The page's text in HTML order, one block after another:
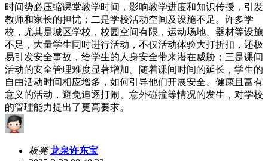
时间势必压缩课堂教学时间，影响教学进度和知识传授，引发
教师和家长的担忧；二是学校活动空间及设施不足。许多学
校，尤其是城区学校，校园空间有限，运动场地、器材等设施
不足，大量学生同时进行活动，不仅活动体验大打折扣，还极
易引发安全事故，给学生的人身安全带来潜在威胁；三是课间
活动的安全管理难度显著增加。随着课间时间的延长，学生的
自由活动时间相应增多，如何引导他们开展安全、健康且富有
意义的活动，避免追逐打闹、意外碰撞等情况的发生，对学校
的管理能力提出了更高要求。
板凳 龙泉许东宝